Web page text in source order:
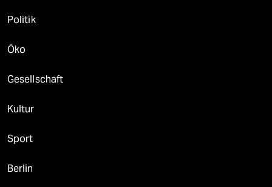
Politik
Öko
Gesellschaft
Kultur
Sport
Berlin